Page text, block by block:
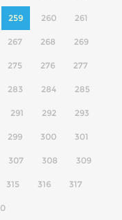
259 260 261
267 268 269
275 276 277
283 284 285
291 292 293
299 300 301
307 308 309
315 316 317